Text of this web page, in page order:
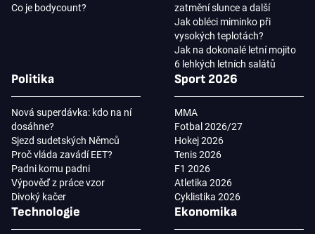
Co je bodycount?
zatmění slunce a další
Jak obléci miminko při
vysokých teplotách?
Jak na dokonalé letní mojito
6 lehkých letních salátů
Politika
Nová superdávka: kdo na ní
dosáhne?
Sjezd sudetských Němců
Proč vláda zavádí EET?
Padni komu padni
Výpověď z práce vzor
Divoký kačer
Sport 2026
MMA
Fotbal 2026/27
Hokej 2026
Tenis 2026
F1 2026
Atletika 2026
Cyklistika 2026
Technologie Ekonomika